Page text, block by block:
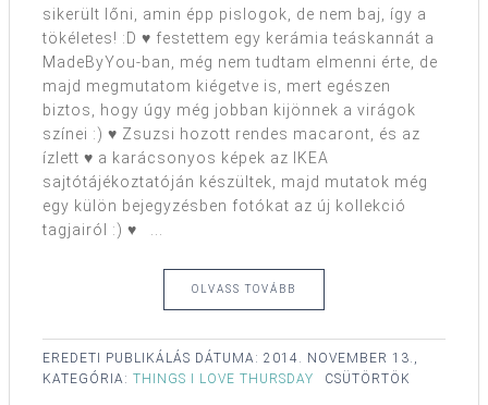
sikerült lőni, amin épp pislogok, de nem baj, így a
tökéletes! :D ♥ festettem egy kerámia teáskannát a
MadeByYou-ban, még nem tudtam elmenni érte, de
majd megmutatom kiégetve is, mert egészen
biztos, hogy úgy még jobban kijönnek a virágok
színei :) ♥ Zsuzsi hozott rendes macaront, és az
ízlett ♥ a karácsonyos képek az IKEA
sajtótájékoztatóján készültek, majd mutatok még
egy külön bejegyzésben fotókat az új kollekció
tagjairól :) ♥ ...
OLVASS TOVÁBB
EREDETI PUBLIKÁLÁS DÁTUMA: 2014. NOVEMBER 13.,
CSÜTÖRTÖK
KATEGÓRIA: THINGS I LOVE THURSDAY